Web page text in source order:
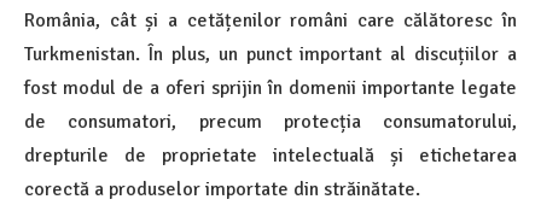
România, cât și a cetățenilor români care călătoresc în
Turkmenistan. În plus, un punct important al discuțiilor a
fost modul de a oferi sprijin în domenii importante legate
de consumatori, precum protecția consumatorului,
drepturile de proprietate intelectuală și etichetarea
corectă a produselor importate din străinătate.